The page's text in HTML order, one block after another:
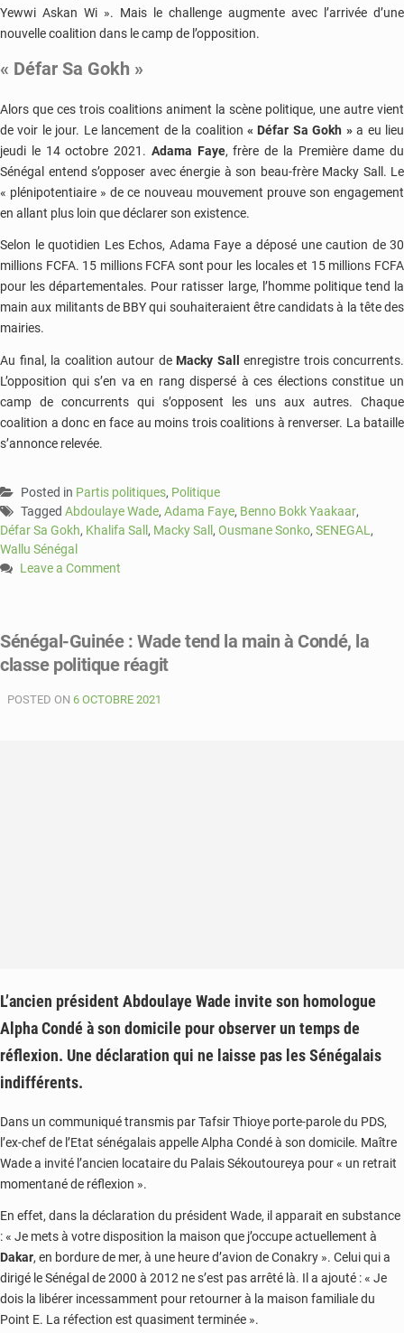
Yewwi Askan Wi ». Mais le challenge augmente avec l’arrivée d’une
nouvelle coalition dans le camp de l’opposition.
« Défar Sa Gokh »
Alors que ces trois coalitions animent la scène politique, une autre vient
de voir le jour. Le lancement de la coalition « Défar Sa Gokh »a eu lieu
jeudi le 14 octobre 2021. Adama Faye, frère de la Première dame du
Sénégal entend s’opposer avec énergie à son beau-frère Macky Sall. Le
« plénipotentiaire » de ce nouveau mouvement prouve son engagement
en allant plus loin que déclarer son existence.
Selon le quotidien Les Echos, Adama Faye a déposé une caution de 30
millions FCFA. 15 millions FCFA sont pour les locales et 15 millions FCFA
pour les départementales. Pour ratisser large, l’homme politique tend la
main aux militants de BBY qui souhaiteraient être candidats à la tête des
mairies.
Au final, la coalition autour de Macky Sall
enregistre trois concurrents.
L’opposition qui s’en va en rang dispersé à ces élections constitue un
camp de concurrents qui s’opposent les uns aux autres. Chaque
coalition a donc en face au moins trois coalitions à renverser. La bataille
s’annonce relevée.
Posted in Partis politiques, Politique
Tagged Abdoulaye Wade, Adama Faye, Benno Bokk Yaakaar,
Défar Sa Gokh, Khalifa Sall , Macky Sall , Ousmane Sonko, SENEGAL,
Wallu Sénégal
Leave a Comment
locales
2022,
bataille
Sénégal-Guinée : Wade tend la main à Condé, la
classe politique réagit
POSTED ON 6 OCTOBRE 2021
L’ancien président Abdoulaye Wade invite son homologue
Alpha Condé à son domicile pour observer un temps de
réflexion. Une déclaration qui ne laisse pas les Sénégalais
indifférents.
Dans un communiqué transmis par Tafsir Thioye porte-parole du PDS,
l’ex-chef de l’Etat sénégalais appelle Alpha Condé à son domicile. Maître
Wade a invité l’ancien locataire du Palais Sékoutoureya pour « un retrait
momentané de réflexion ».
En effet, dans la déclaration du président Wade, il apparait en substance
: « Je mets à votre disposition la maison que j’occupe actuellement à
Dakar, en bordure de mer, à une heure d’avion de Conakry ». Celui qui a
dirigé le Sénégal de 2000 à 2012 ne s’est pas arrêté là. Il a ajouté : « Je
dois la libérer incessamment pour retourner à la maison familiale du
Point E. La réfection est quasiment terminée ».